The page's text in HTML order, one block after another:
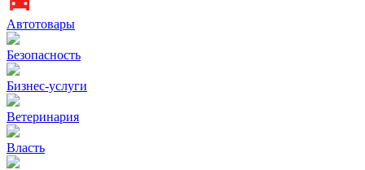
Автотовары
Безопасность
Бизнес-услуги
Ветеринария
Власть